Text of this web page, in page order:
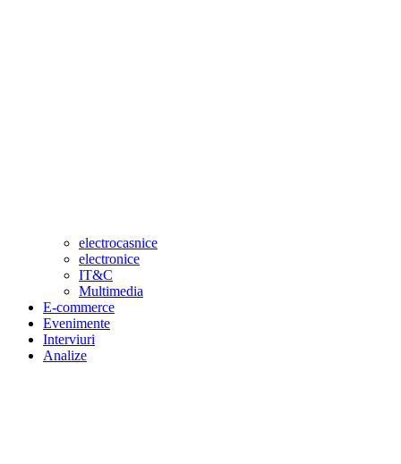
electrocasnice
electronice
IT&C
Multimedia
E-commerce
Evenimente
Interviuri
Analize